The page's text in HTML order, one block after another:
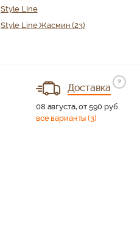
Style Line
Style Line Жасмин (23)
Доставка
?
08 августа, от 590 руб.
все варианты (3)